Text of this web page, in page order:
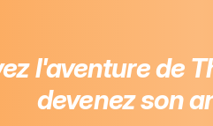
l'aventure de
devenez son